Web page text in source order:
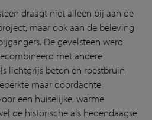
draagt niet alleen bij aan de
maar ook aan de beleving
De gevelsteen werd
met andere
lichtgrijs beton en roestbruin
maar doordachte
een huiselijke, warme
de historische als hedendaagse